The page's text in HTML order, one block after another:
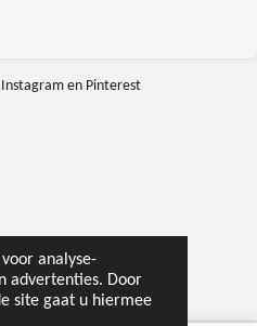
analyse-
advertenties. Door
site gaat u hiermee
en Pinterest